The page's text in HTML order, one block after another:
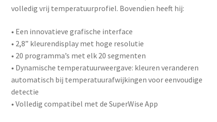
volledig vrij temperatuurprofiel. Bovendien heeft hij:
• Een innovatieve grafische interface
• 2,8” kleurendisplay met hoge resolutie
• 20 programma’s met elk 20 segmenten
• Dynamische temperatuurweergave: kleuren veranderen
automatisch bij temperatuurafwijkingen voor eenvoudige
detectie
• Volledig compatibel met de SuperWise App